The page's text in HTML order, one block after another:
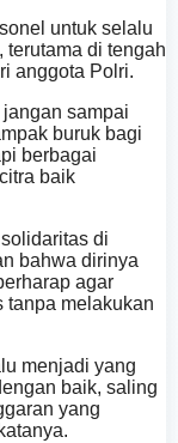
untuk selalu
terutama di tengah
anggota Polri.
sampai
buruk bagi
berbagai
baik
di
bahwa dirinya
agar
tanpa melakukan
menjadi yang
baik, saling
yang